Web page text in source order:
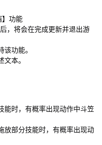
】功能
，将会在完成更新并退出游
功能。
本。
能时，有概率出现动作中斗笠
放部分技能时，有概率出现动